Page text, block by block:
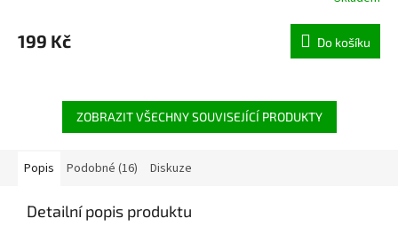
199 Kč Do košíku
ZOBRAZIT VŠECHNY SOUVISEJÍCÍ PRODUKTY
Popis Podobné (16) Diskuze
Detailní popis produktu